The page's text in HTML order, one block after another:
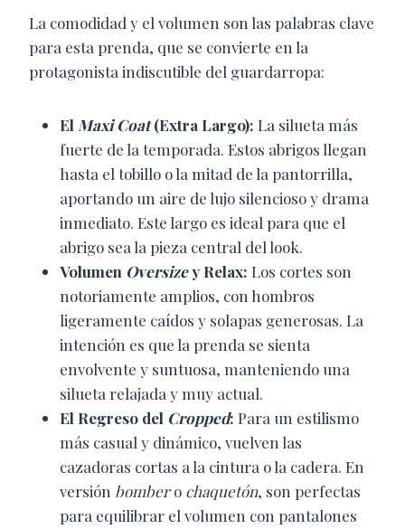
La comodidad y el volumen son las palabras clave
para esta prenda, que se convierte en la
protagonista indiscutible del guardarropa:
El Maxi Coat(Extra Largo): La silueta más
fuerte de la temporada. Estos abrigos llegan
hasta el tobillo o la mitad de la pantorrilla,
aportando un aire de lujo silencioso y drama
inmediato. Este largo es ideal para que el
abrigo sea la pieza central del look.
Volumen Oversizey Relax: Los cortes son
notoriamente amplios, con hombros
ligeramente caídos y solapas generosas. La
intención es que la prenda se sienta
envolvente y suntuosa, manteniendo una
silueta relajada y muy actual.
El Regreso del Cropped: Para un estilismo
más casual y dinámico, vuelven las
cazadoras cortas a la cintura o la cadera. En
versión bombero chaquetón, son perfectas
para equilibrar el volumen con pantalones